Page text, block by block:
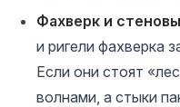
Фахверк и
и ригели фахверка
Если они стоят
волнами, а стыки